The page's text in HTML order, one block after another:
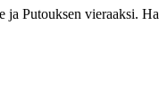
Putouksen vieraaksi.